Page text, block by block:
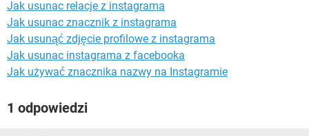
Jak usunac relacje z instagrama
Jak usunac znacznik z instagrama
Jak usunąć zdjęcie profilowe z instagrama
Jak usunac instagrama z facebooka
Jak używać znacznika nazwy na Instagramie
1 odpowiedzi